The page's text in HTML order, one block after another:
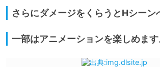
さらにダメージをくらうとHシーン
一部はアニメーションを楽しめます